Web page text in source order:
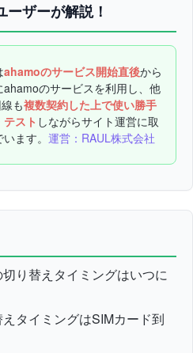
ザーが解説！
ahamoのサービス開始直後から
ahamoのサービスを利用し、他
も複数契約した上で使い勝手
スト しながらサイト運営に取
ます。 運営：RAUL株式会社
り替えタイミングはいつに
タイミングはSIMカード到